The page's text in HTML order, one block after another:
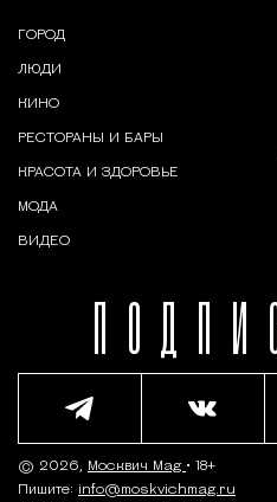
ГОРОД
ЛЮДИ
КИНО
РЕСТОРАНЫ И БАРЫ
КРАСОТА И ЗДОРОВЬЕ
МОДА
ВИДЕО
© 2026, Москвич Mag • 18+
Пишите: info@moskvichmag.ru